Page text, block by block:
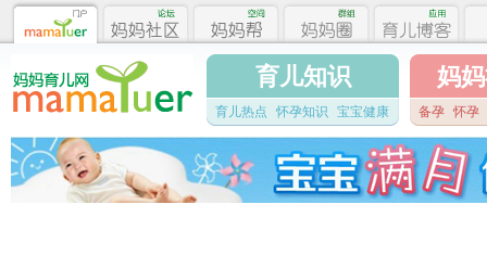
育儿知识
育儿热点 怀孕知识 宝宝健康
妈
备孕 怀孕